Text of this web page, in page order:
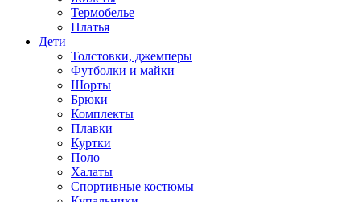
Термобелье
Платья
Дети
Толстовки, джемперы
Футболки и майки
Шорты
Брюки
Комплекты
Плавки
Куртки
Поло
Халаты
Спортивные костюмы